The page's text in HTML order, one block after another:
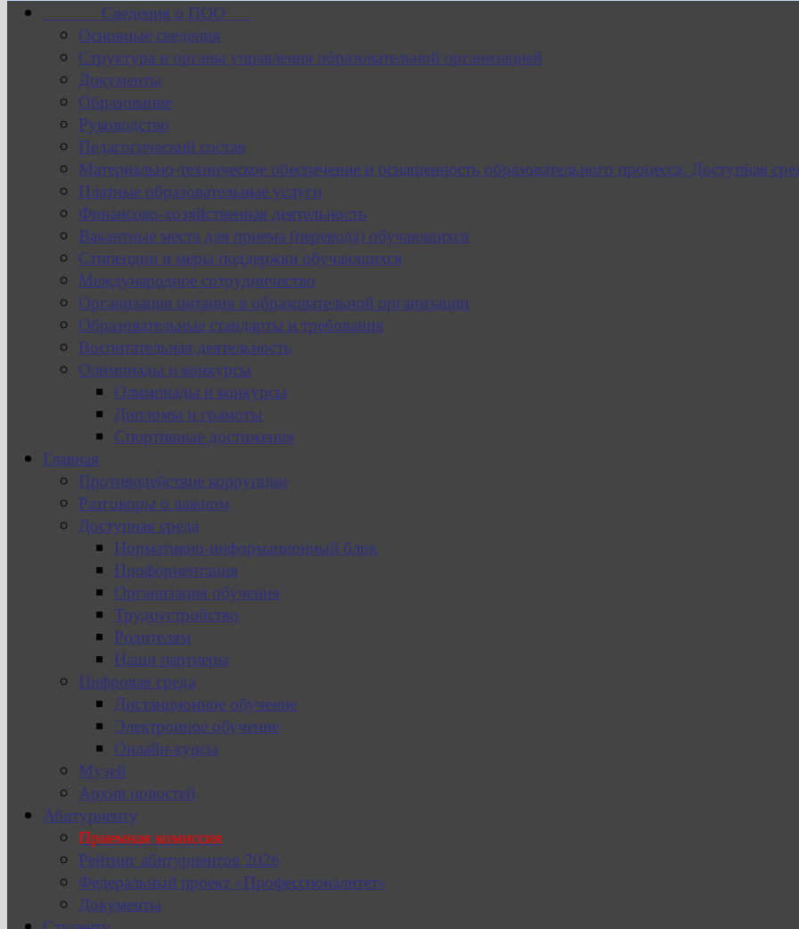
Сведения о ПОО
Основные сведения
Структура и органы управления образовательной организацией
Документы
Образование
Руководство
Педагогический состав
Материально-техническое обеспечение и оснащенность образовательного процесса. Доступная
Платные образовательные услуги
Финансово-хозяйственная деятельность
Вакантные места для приема (перевода) обучающихся
Стипендии и меры поддержки обучающихся
Международное сотрудничество
Организация питания в образовательной организации
Образовательные стандарты и требования
Воспитательная деятельность
Олимпиады и конкурсы
Олимпиады и конкурсы
Дипломы и грамоты
Спортивные достижения
Главная
Противодействие коррупции
Разговоры о важном
Доступная среда
Нормативно-информационный блок
Профориентация
Организация обучения
Трудоустройство
Родителям
Наши партнеры
Цифровая среда
Дистанционное обучение
Электронное обучение
Онлайн-курсы
Музей
Архив новостей
Абитуриенту
Приемная комиссия
Рейтинг абитуриентов 2026
Федеральный проект «Профессионалитет»
Документы